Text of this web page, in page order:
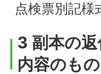
点検票別記様
3 副本の
内容のも